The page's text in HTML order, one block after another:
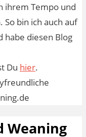
ihrem Tempo und
bin ich auch auf
habe diesen Blog
Du hier.
Weaning